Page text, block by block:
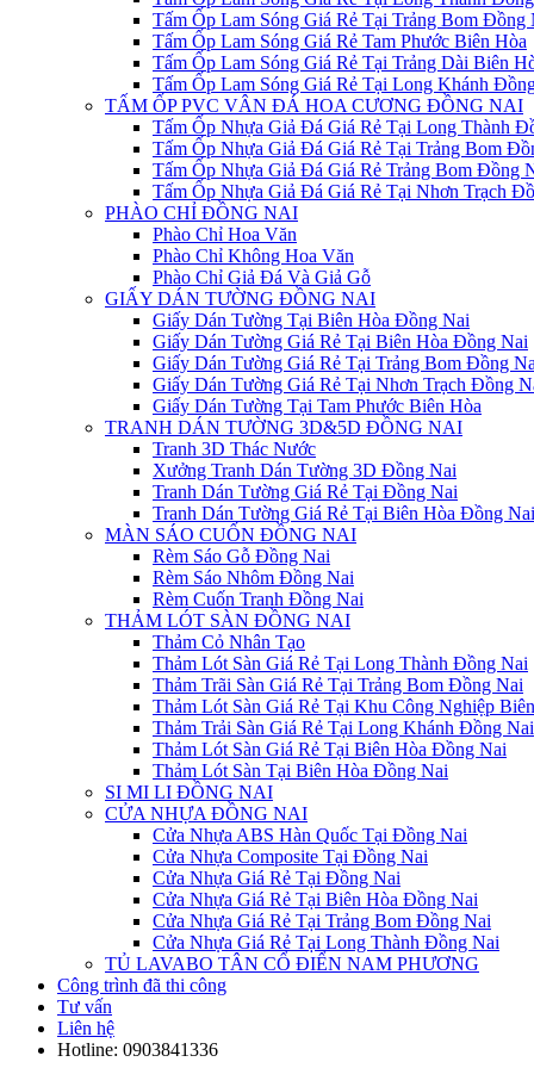
Tấm Ốp Lam Sóng Giá Rẻ Tại Trảng Bom Đồng
Tấm Ốp Lam Sóng Giá Rẻ Tam Phước Biên Hòa
Tấm Ốp Lam Sóng Giá Rẻ Tại Trảng Dài Biên
Tấm Ốp Lam Sóng Giá Rẻ Tại Long Khánh
TẤM ỐP PVC VÂN ĐÁ HOA CƯƠNG ĐỒNG NAI
Tấm Ốp Nhựa Giả Đá Giá Rẻ Tại Long Thành
Tấm Ốp Nhựa Giả Đá Giá Rẻ Tại Trảng Bom
Tấm Ốp Nhựa Giả Đá Giá Rẻ Trảng Bom Đồng
Tấm Ốp Nhựa Giả Đá Giá Rẻ Tại Nhơn Trạch
PHÀO CHỈ ĐỒNG NAI
Phào Chỉ Hoa Văn
Phào Chỉ Không Hoa Văn
Phào Chỉ Giả Đá Và Giả Gỗ
GIẤY DÁN TƯỜNG ĐỒNG NAI
Giấy Dán Tường Tại Biên Hòa Đồng Nai
Giấy Dán Tường Giá Rẻ Tại Biên Hòa Đồng Nai
Giấy Dán Tường Giá Rẻ Tại Trảng Bom Đồng
Giấy Dán Tường Giá Rẻ Tại Nhơn Trạch Đồng
Giấy Dán Tường Tại Tam Phước Biên Hòa
TRANH DÁN TƯỜNG 3D&5D ĐỒNG NAI
Tranh 3D Thác Nước
Xưởng Tranh Dán Tường 3D Đồng Nai
Tranh Dán Tường Giá Rẻ Tại Đồng Nai
Tranh Dán Tường Giá Rẻ Tại Biên Hòa Đồng Nai
MÀN SÁO CUỐN ĐỒNG NAI
Rèm Sáo Gỗ Đồng Nai
Rèm Sáo Nhôm Đồng Nai
Rèm Cuốn Tranh Đồng Nai
THẢM LÓT SÀN ĐỒNG NAI
Thảm Cỏ Nhân Tạo
Thảm Lót Sàn Giá Rẻ Tại Long Thành Đồng Nai
Thảm Trãi Sàn Giá Rẻ Tại Trảng Bom Đồng Nai
Thảm Lót Sàn Giá Rẻ Tại Khu Công Nghiệp
Thảm Trải Sàn Giá Rẻ Tại Long Khánh Đồng Nai
Thảm Lót Sàn Giá Rẻ Tại Biên Hòa Đồng Nai
Thảm Lót Sàn Tại Biên Hòa Đồng Nai
SI MI LI ĐỒNG NAI
CỬA NHỰA ĐỒNG NAI
Cửa Nhựa ABS Hàn Quốc Tại Đồng Nai
Cửa Nhựa Composite Tại Đồng Nai
Cửa Nhựa Giá Rẻ Tại Đồng Nai
Cửa Nhựa Giá Rẻ Tại Biên Hòa Đồng Nai
Cửa Nhựa Giá Rẻ Tại Trảng Bom Đồng Nai
Cửa Nhựa Giá Rẻ Tại Long Thành Đồng Nai
TỦ LAVABO TÂN CỔ ĐIỂN NAM PHƯƠNG
Công trình đã thi công
Tư vấn
Liên hệ
Hotline: 0903841336